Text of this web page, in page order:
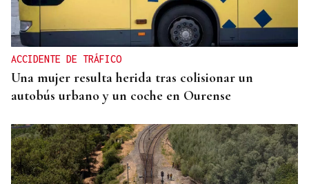
ACCIDENTE DE TRÁFICO
Una mujer resulta herida tras colisionar un
autobús urbano y un coche en Ourense